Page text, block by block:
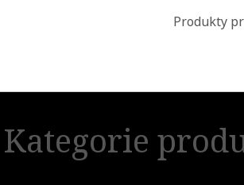
Produkty
Kategorie